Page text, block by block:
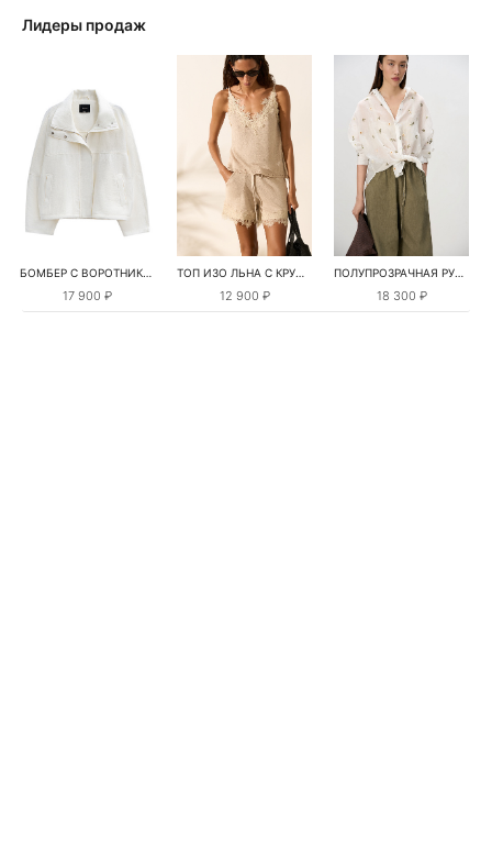
Лидеры продаж
БОМБЕР С ВОРОТНИКОМ-СТОЙКОЙ
17 900 ₽
ТОП ИЗО ЛЬНА С КРУЖЕВОМ
12 900 ₽
ПОЛУПРОЗРАЧНАЯ РУБАШКА С РОМАШКАМИ
18 300 ₽